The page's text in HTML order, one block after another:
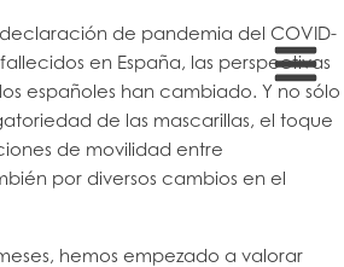
de pandemia del COVID-
en España, las perspectivas
españoles han cambiado. Y no sólo
de las mascarillas, el toque
de movilidad entre
por diversos cambios en el
hemos empezado a valorar